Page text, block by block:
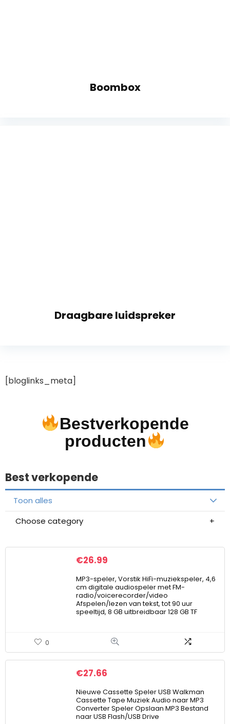
Boombox
Draagbare luidspreker
[bloglinks_meta]
Bestverkopende
producten
Best verkopende
Toon alles
Choose category
€26.99
MP3-speler, Vorstik HiFi-muziekspeler, 4,6
cm digitale audiospeler met FM-
radio/voicerecorder/video
Afspelen/lezen van tekst, tot 90 uur
speeltijd, 8 GB uitbreidbaar 128 GB TF
0
€27.66
Nieuwe Cassette Speler USB Walkman
Cassette Tape Muziek Audio naar MP3
Converter Speler Opslaan MP3 Bestand
naar USB Flash/USB Drive